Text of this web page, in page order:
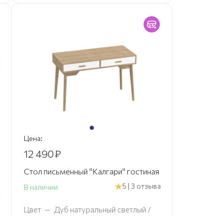
Цена:
12 490₽
Стол письменный "Калгари" гостиная
В наличии 5 | 3 отзыва
Цвет — Дуб натуральный светлый /